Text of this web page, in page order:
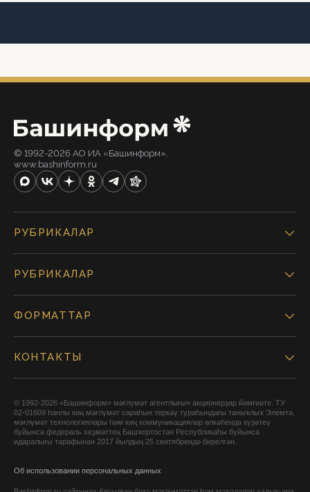
© 1992-2026 АО ИА «Башинформ».
www.bashinform.ru
РУБРИКАЛАР
РУБРИКАЛАР
ФОРМАТТАР
КОНТАКТЫ
© 1992-2026 «Башинформ» мәғлүмәт агентлығы» акционерҙар йәмғиәте. ТУ
02-01609 һанлы киң мәғлүмәт сараһын теркәү тураһындағы таныҡлыҡ Элемтә,
мәғлүмәт технологиялары һәм киң коммуникациялар өлкәһендә күҙәтеү
буйынса федераль хеҙмәттең Башҡортостан Республикаһы буйынса
идаралығы тарафынан 2017 йылдың 25 сентябрендә бирелгән.
Об использовании персональных данных